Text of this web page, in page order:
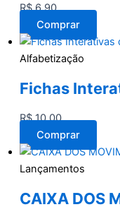
R$6,90
Comprar
Alfabetização
Fichas
R$10,00
Comprar
Lançamentos
CAIXA DOS